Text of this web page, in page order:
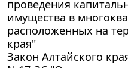
проведения
имущества в
расположенных на
края"
Закон Алтайского